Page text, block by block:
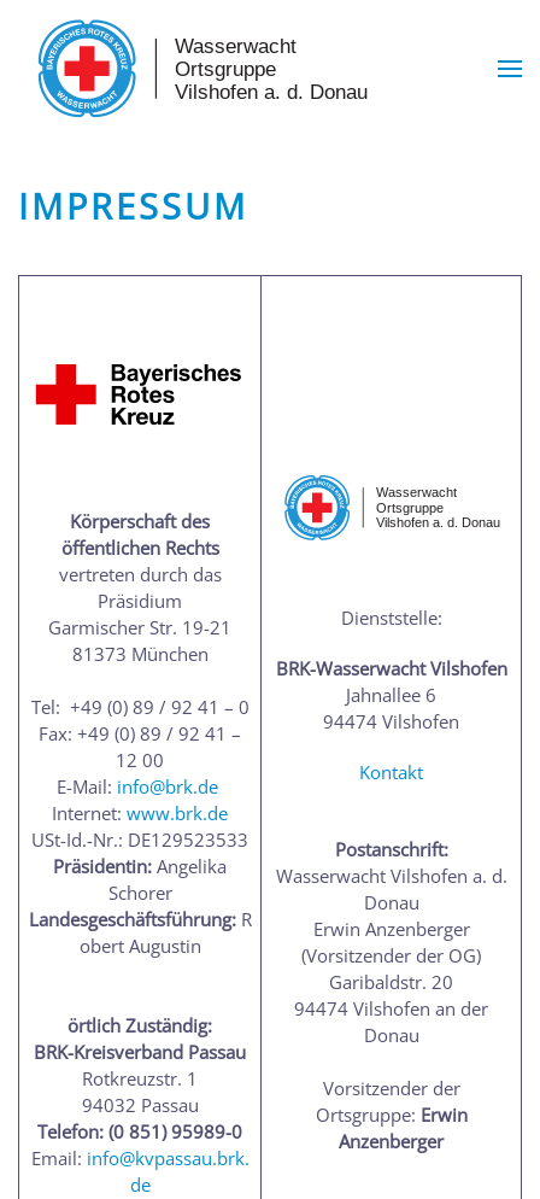
Skip to main content
IMPRESSUM
Körperschaft des
öffentlichen Rechts
vertreten durch das
Präsidium
Garmischer Str. 19-21
81373 München
Tel: +49 (0) 89 / 92 41 – 0
Fax: +49 (0) 89 / 92 41 –
12 00
E-Mail: info@brk.de
Internet: www.brk.de
USt-Id.-Nr.: DE129523533
Präsidentin: Angelika
Schorer
Landesgeschäftsführung: R
obert Augustin
örtlich Zuständig:
BRK-Kreisverband Passau
Rotkreuzstr. 1
94032 Passau
Telefon: (0 851) 95989-0
Email: info@kvpassau.brk.
de
Dienststelle:
BRK-Wasserwacht Vilshofen
Jahnallee 6
94474 Vilshofen
Kontakt
Postanschrift:
Wasserwacht Vilshofen a. d.
Donau
Erwin Anzenberger
(Vorsitzender der OG)
Garibaldstr. 20
94474 Vilshofen an der
Donau
Vorsitzender der
Ortsgruppe: Erwin
Anzenberger